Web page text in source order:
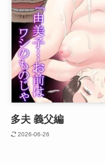
多夫 義父編
2026-06-26